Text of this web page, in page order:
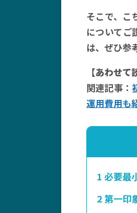
そこで、こ
についてご
は、ぜひ参
【あわせて
関連記事：
運用費用も
1 必要最
2第一印